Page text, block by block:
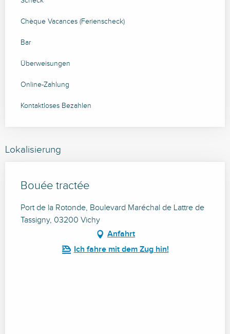
Chèque Vacances (Ferienscheck)
Bar
Überweisungen
Online-Zahlung
Kontaktloses Bezahlen
Lokalisierung
Bouée tractée
Port de la Rotonde, Boulevard Maréchal de Lattre de
Tassigny, 03200 Vichy
Anfahrt
Ich fahre mit dem Zug hin!